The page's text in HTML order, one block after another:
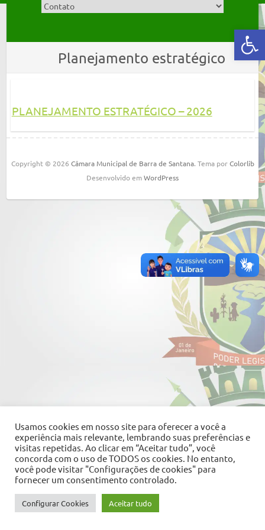
Abrir a barra de ferramentas
Planejamento estratégico
PLANEJAMENTO ESTRATÉGICO – 2026
Copyright © 2026 Câmara Municipal de Barra de Santana. Tema porColorlib
Desenvolvido emWordPress
Usamos cookies em nosso site para oferecer a você a
experiência mais relevante, lembrando suas preferências e
visitas repetidas. Ao clicar em “Aceitar tudo”, você
concorda com o uso de TODOS os cookies. No entanto,
você pode visitar "Configurações de cookies" para
fornecer um consentimento controlado.
Configurar Cookies Aceitar tudo